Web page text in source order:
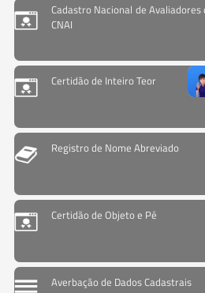
Cadastro Nacional de Avaliadores
CNAI
Certidão de Inteiro Teor
Registro de Nome Abreviado
Certidão de Objeto e Pé
Averbação de Dados Cadastrais